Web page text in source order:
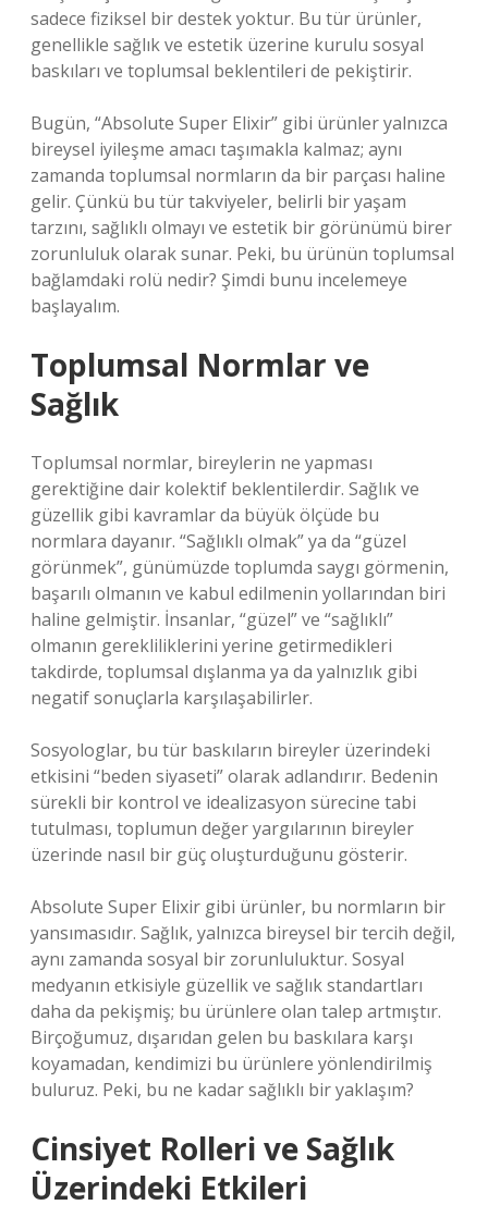
sadece fiziksel bir destek yoktur. Bu tür ürünler,
genellikle sağlık ve estetik üzerine kurulu sosyal
baskıları ve toplumsal beklentileri de pekiştirir.
Bugün, “Absolute Super Elixir” gibi ürünler yalnızca
bireysel iyileşme amacı taşımakla kalmaz; aynı
zamanda toplumsal normların da bir parçası haline
gelir. Çünkü bu tür takviyeler, belirli bir yaşam
tarzını, sağlıklı olmayı ve estetik bir görünümü birer
zorunluluk olarak sunar. Peki, bu ürünün toplumsal
bağlamdaki rolü nedir? Şimdi bunu incelemeye
başlayalım.
Toplumsal Normlar ve
Sağlık
Toplumsal normlar, bireylerin ne yapması
gerektiğine dair kolektif beklentilerdir. Sağlık ve
güzellik gibi kavramlar da büyük ölçüde bu
normlara dayanır. “Sağlıklı olmak” ya da “güzel
görünmek”, günümüzde toplumda saygı görmenin,
başarılı olmanın ve kabul edilmenin yollarından biri
haline gelmiştir. İnsanlar, “güzel” ve “sağlıklı”
olmanın gerekliliklerini yerine getirmedikleri
takdirde, toplumsal dışlanma ya da yalnızlık gibi
negatif sonuçlarla karşılaşabilirler.
Sosyologlar, bu tür baskıların bireyler üzerindeki
etkisini “beden siyaseti” olarak adlandırır. Bedenin
sürekli bir kontrol ve idealizasyon sürecine tabi
tutulması, toplumun değer yargılarının bireyler
üzerinde nasıl bir güç oluşturduğunu gösterir.
Absolute Super Elixir gibi ürünler, bu normların bir
yansımasıdır. Sağlık, yalnızca bireysel bir tercih değil,
aynı zamanda sosyal bir zorunluluktur. Sosyal
medyanın etkisiyle güzellik ve sağlık standartları
daha da pekişmiş; bu ürünlere olan talep artmıştır.
Birçoğumuz, dışarıdan gelen bu baskılara karşı
koyamadan, kendimizi bu ürünlere yönlendirilmiş
buluruz. Peki, bu ne kadar sağlıklı bir yaklaşım?
Cinsiyet Rolleri ve Sağlık
Üzerindeki Etkileri